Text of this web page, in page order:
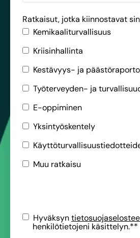
Ratkaisut, jotka kiinnostavat
Kemikaaliturvallisuus
Kriisinhallinta
Kestävyys- ja
Työterveyden- ja
E-oppiminen
Yksintyöskentely
Muu ratkaisu
Hyväksyn
henkilötietojeni käsittelyn.**